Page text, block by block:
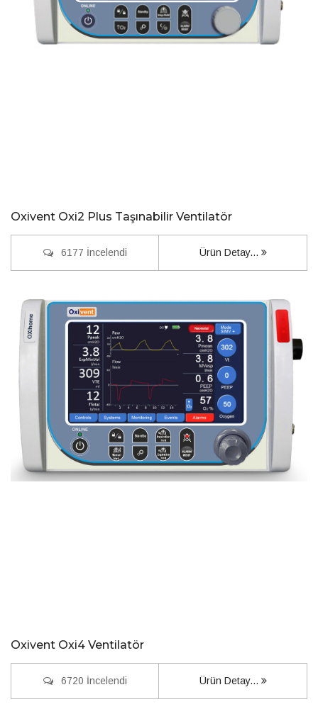
Oxivent Oxi2 Plus Taşınabilir Ventilatör
6177 İncelendi Ürün Detay...
Oxivent Oxi4 Ventilatör
6720 İncelendi Ürün Detay...